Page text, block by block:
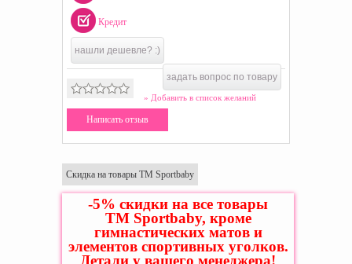
Кредит
нашли дешевле? :)
задать вопрос по товару
» Добавить в список желаний
Написать отзыв
Скидка на товары ТМ Sportbaby
-5% скидки на все товары
ТМ Sportbaby, кроме
гимнастических матов и
элементов спортивных уголков.
Детали у вашего менеджера!